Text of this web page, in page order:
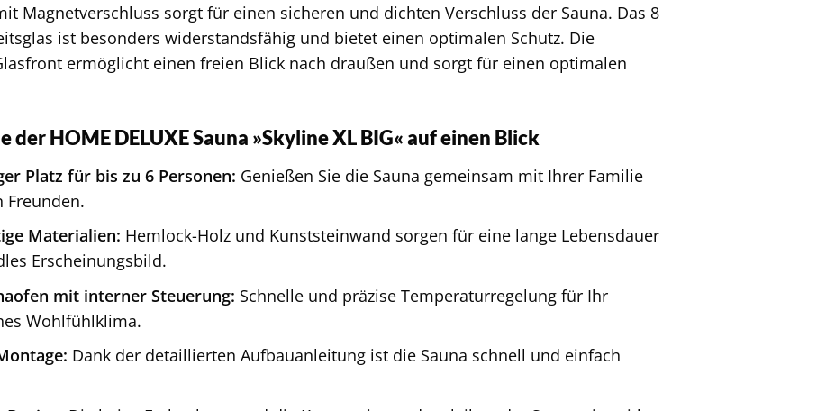
Magnetverschluss sorgt für einen sicheren und dichten Verschluss der Sauna. Das 8
ist besonders widerstandsfähig und bietet einen optimalen Schutz. Die
ermöglicht einen freien Blick nach draußen und sorgt für einen optimalen
der HOME DELUXE Sauna »Skyline XL BIG« auf einen Blick
Platz für bis zu 6 Personen: Genießen Sie die Sauna gemeinsam mit Ihrer Familie
Freunden.
Materialien: Hemlock-Holz und Kunststeinwand sorgen für eine lange Lebensdauer
Erscheinungsbild.
mit interner Steuerung: Schnelle und präzise Temperaturregelung für Ihr
Wohlfühlklima.
Dank der detaillierten Aufbauanleitung ist die Sauna schnell und einfach